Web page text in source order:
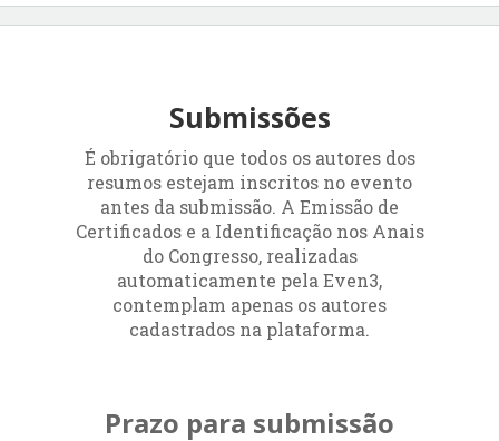
Submissões
É obrigatório que todos os autores dos
resumos estejam inscritos no evento
antes da submissão. A Emissão de
Certificados e a Identificação nos Anais
do Congresso, realizadas
automaticamente pela Even3,
contemplam apenas os autores
cadastrados na plataforma.
Prazo para submissão